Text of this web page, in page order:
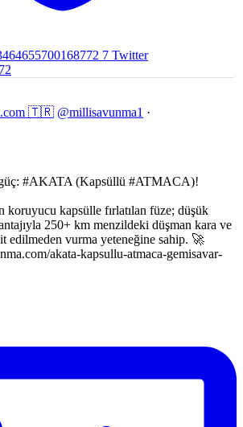
7 Twitter
🇹🇷 @millisavunma1 ·
#AKATA (Kapsüllü #ATMACA)!
koruyucu kapsülle fırlatılan füze; düşük
250+ km menzildeki düşman kara ve
edilmeden vurma yeteneğine sahip. 🚀
akata-kapsullu-atmaca-gemisavar-